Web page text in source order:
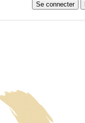
Se connecter